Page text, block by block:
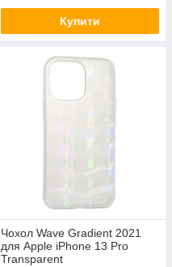
Купити
Чохол Wave Gradient 2021
для Apple iPhone 13 Pro
Transparent